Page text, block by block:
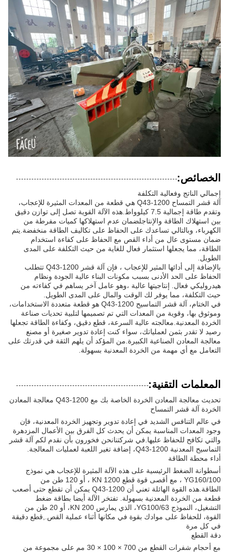
الخصائص:
إجمالي الناتج وفعالية التكلفة
آلة قشر التمساح Q43-1200 هي قطعة من المعدات المثيرة للإعجاب،
وتقدم طاقة إجمالية 7.5 كيلوواط.هذه الآلة القوية تصل إلى توازن دقيق
بين استهلاك الطاقة والإنتاجلضمان عدم استهلاكها كميات مفرطة من
الكهرباء، وبالتالي تساعدك على الحفاظ على تكاليف الطاقة منخفضة.يتم
ضمان مستوى عال من أداء القص مع الحفاظ على كفاءة استخدام
الطاقة، مما يجعلها استثمار فعال للغاية من حيث التكلفة على المدى
الطويل.
بالإضافة إلى أدائها المثير للإعجاب ، فإن آلة قشر Q43-1200 تتطلب
الحفاظ على الحد الأدنى بسبب مكونات البناء عالية الجودة ونظام
هيدروليكي فعال. إنتاجيتها عالية ،وهو عامل آخر يساهم في كفاءته من
حيث التكلفة، مما يوفر لك الوقت والمال على المدى الطويل.
في الختام، آلة قشر التماسيح Q43-1200 هو قطعة متعددة الاستخدامات،
وموثوق بها، وقوية من المعدات التي تم تصميمها لتلبية تحديات صناعة
الخردة المعدنية.معالجته عالية السرعة، قطع دقيق، وكفاءة الطاقة تجعلها
رصيد لا تقدر بثمن لعملياتك، سواء كنت إعادة تدوير صغيرة أو مصنع
معالجة المعادن الصناعية الكبيرة.من المؤكد أن يلهم الثقة في قدرتك على
التعامل مع أي مهمة من الخردة المعدنية بسهولة.
المعلمات التقنية:
تحديث معالجة المعادن الخردة الخاصة بك مع Q43-1200 معالجة المعادن
الخردة آلة قشر التمساح
في عالم التنافس الشديد في إعادة تدوير وتجهيز الخردة المعدنية، فإن
وجود المعدات المناسبة يمكن أن يحدث كل الفرق بين الأعمال المزدهرة
والتي تكافح للحفاظ عليها.في شركتنانحن فخورون بأن نقدم لكم آلة قشر
التماسيح المعدنية Q43-1200، إضافة تغير اللعبة لعمليات المعالجة.
أداء محطة الطاقة
أسطوانة الضغط الرئيسية على هذه الآلة المثيرة للإعجاب هي نموذج
YG160/100 ، مع أقصى قوة قطع 1200 KN ، أو 120 طن من
الطاقة.هذه القوة الهائلة تعني أن Q43-1200 يمكن أن تقطع حتى أصعب
قطعة من الخردة المعدنية بسهولة. تفتخر الآلة أيضا بطاقة ضغط
التشغيل، النموذج YG100/63، الذي يمارس 200 KN، أو 20 طن من
القوة، للحفاظ على موادك بقوة في مكانها أثناء عملية القص.,قطع دقيقة
في كل مرة
دقة القطع
مع أحجام شفرات القطع من 700 × 100 × 30 مم على مجموعة من